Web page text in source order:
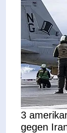
3
gegen